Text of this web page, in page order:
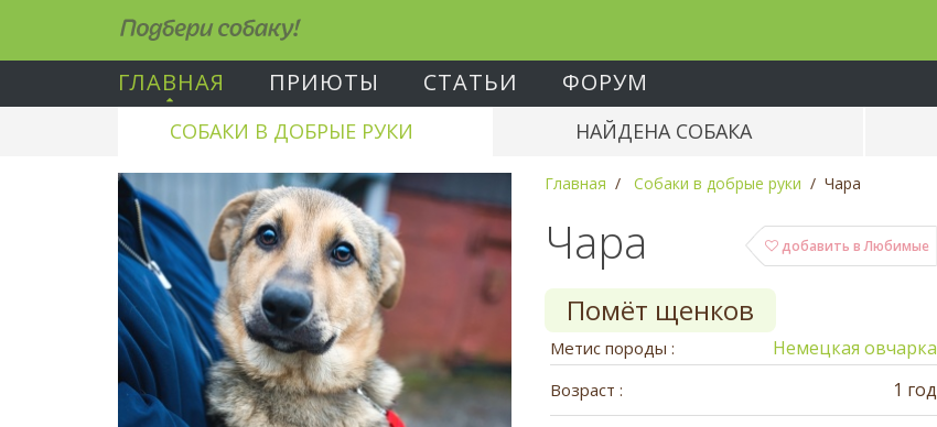
Подбери собаку!
ГЛАВНАЯ ПРИЮТЫ СТАТЬИ ФОРУМ
СОБАКИ В ДОБРЫЕ РУКИ НАЙДЕНА СОБАКА
Главная Собаки в добрые руки Чара
добавить в Любимые
Чара
Помёт щенков
Метис породы : Немецкая овчарка
Возраст : 1 год